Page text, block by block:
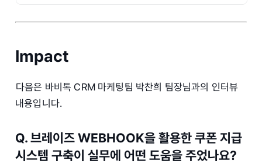
Impact
다음은 바비톡 CRM 마케팅팀 박찬희 팀장님과의 인터뷰
내용입니다.
Q. 브레이즈 WEBHOOK을 활용한 쿠폰 지급
시스템 구축이 실무에 어떤 도움을 주었나요?